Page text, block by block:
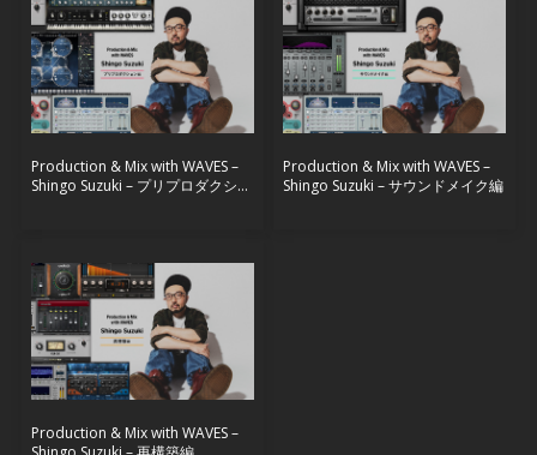
Production & Mix with WAVES –
Shingo Suzuki – プリプロダクショ
Production & Mix with WAVES –
Shingo Suzuki – サウンドメイク編
Production & Mix with WAVES –